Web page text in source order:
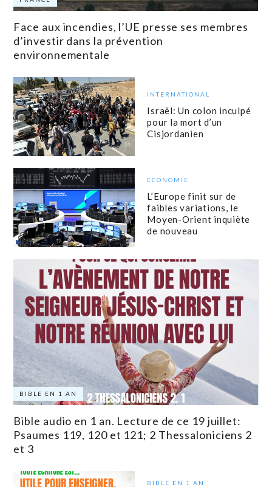
Face aux incendies, l’UE presse ses membres
d’investir dans la prévention
environnementale
INTERNATIONAL
Israël: Un colon inculpé
pour la mort d’un
Cisjordanien
ECONOMIE
L’Europe finit sur de
faibles variations, le
Moyen-Orient inquiète
de nouveau
BIBLE EN 1 AN
Bible audio en 1 an. Lecture de ce 19 juillet:
Psaumes 119, 120 et 121; 2 Thessaloniciens 2
et 3
BIBLE EN 1 AN